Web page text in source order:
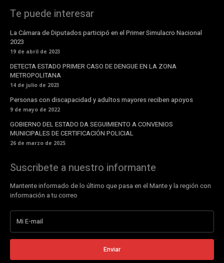
Te puede interesar
La Cámara de Diputados participó en el Primer Simulacro Nacional
2023
19 de abril de 2023
DETECTA ESTADO PRIMER CASO DE DENGUE EN LA ZONA
METROPOLITANA
14 de julio de 2023
Personas con discapacidad y adultos mayores reciben apoyos
9 de mayo de 2022
GOBIERNO DEL ESTADO DA SEGUIMIENTO A CONVENIOS
MUNICIPALES DE CERTIFICACIÓN POLICIAL
26 de marzo de 2025
Suscribete a nuestro informante
Mantente informado de lo último que pasa en el Mante y la región con
información a tu correo
Enviar